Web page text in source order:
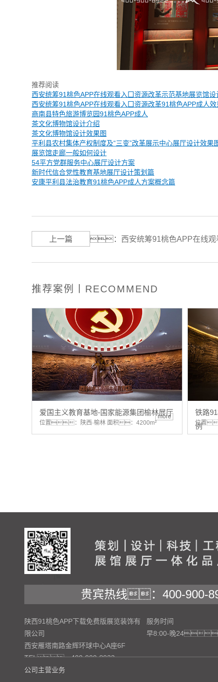
推荐阅读
西安统筹91桃色APP在线观看入囗资源改革示范基地展览馆设
西安统筹91桃色APP在线观看入囗资源改革91桃色APP成人效
商南县特色旅游博览园91桃色APP成人
茶文化博物馆设计介绍
茶文化博物馆设计效果图
平利县农村集体产权制度及“三变”改革展示中心展厅设计效果
展览馆走廊一般如何设计
54平方党群服务中心展厅设计方案
新时代信合党性教育基地展厅设计策划篇
安康平利县法治教育91桃色APP成人方案概念篇
上一篇 ： 西安统筹91桃色APP在线
推荐案例丨RECOMMEND
爱国主义教育基地-国家能源集团榆林展厅
位置：陕西·榆林 面积：4200m²
more
铁路
例
位置
贵宾热线：400-900-
陕西91桃色APP下载免费版展览装饰有
限公司
西安雁塔南路金辉环球中心A座6F
TEL：400-900-8922
服务时间
早8:00-晚24
公司主营业务